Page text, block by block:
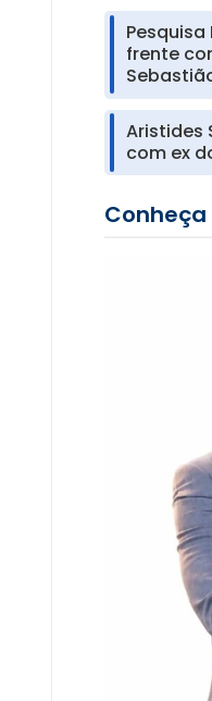
frente
Aristides
com ex